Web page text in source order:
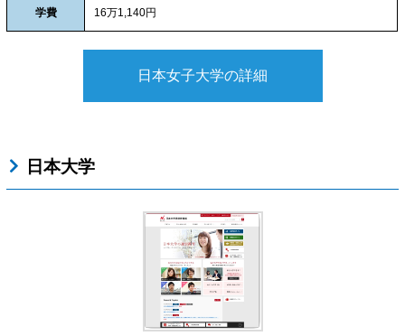
学費 16万1,140円
日本女子大学の詳細
日本大学